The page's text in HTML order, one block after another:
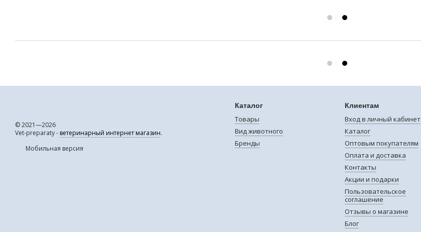
© 2021—2026
Vet-preparaty - ветеринарный интернет магазин.
Мобильная версия
Каталог
Товары
Вид животного
Бренды
Клиентам
Вход в личный кабинет
Каталог
Оптовым покупателям
Оплата и доставка
Контакты
Акции и подарки
Пользовательское
соглашение
Отзывы о магазине
Блог